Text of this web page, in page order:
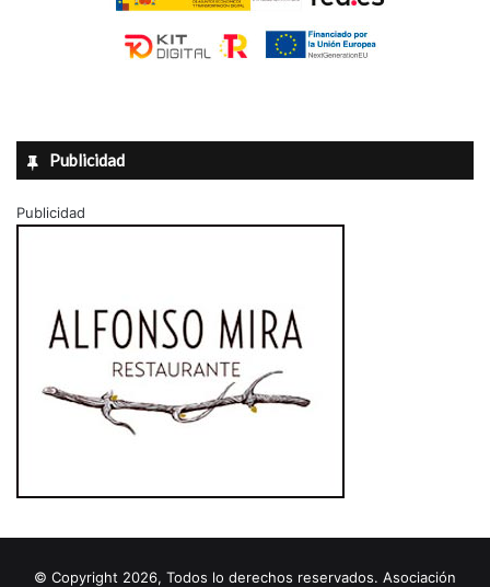
Publicidad
Publicidad
© Copyright 2026, Todos lo derechos reservados. Asociación